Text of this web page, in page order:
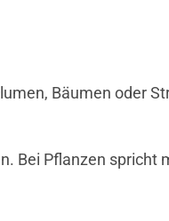
Bäumen oder
Bei Pflanzen spricht